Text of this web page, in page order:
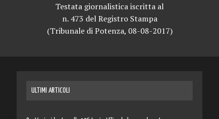
Testata giornalistica iscritta al
n. 473 del Registro Stampa
(Tribunale di Potenza, 08-08-2017)
ULTIMI ARTICOLI